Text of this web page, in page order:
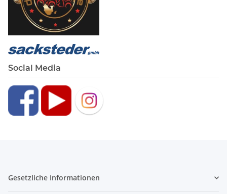
Social Media
Gesetzliche Informationen